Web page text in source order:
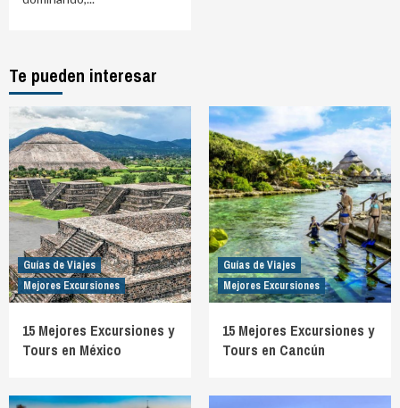
Te pueden interesar
Guías de Viajes
Mejores Excursiones
15 Mejores Excursiones y
Tours en México
Guías de Viajes
Mejores Excursiones
15 Mejores Excursiones y
Tours en Cancún